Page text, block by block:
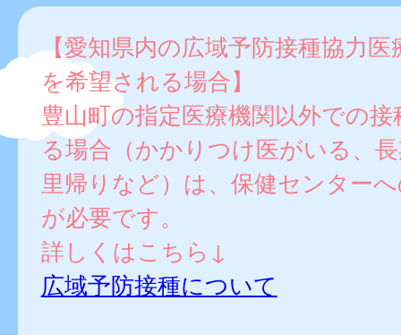
【愛知県内の広域予防接種協力医
を希望される場合】
豊山町の指定医療機関以外での
る場合（かかりつけ医がいる、
里帰りなど）は、保健センター
が必要です。
詳しくはこちら↓
広域予防接種について